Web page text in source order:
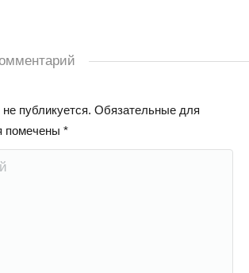
публикуется. Обязательные для
помечены *